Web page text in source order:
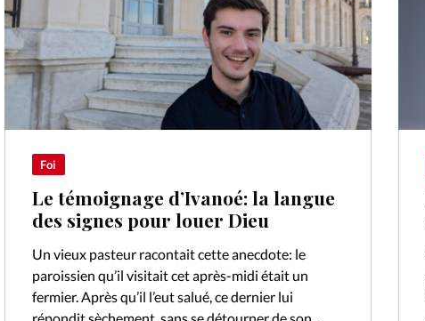
Foi
Le témoignage d’Ivanoé: la langue
des signes pour louer Dieu
Un vieux pasteur racontait cette anecdote: le
paroissien qu’il visitait cet après-midi était un
fermier. Après qu’il l’eut salué, ce dernier lui